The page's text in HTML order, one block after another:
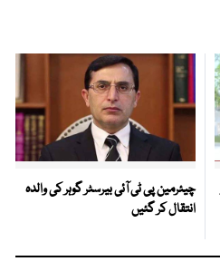
چیئرمین پی ٹی آئی بیرسٹر گوہر کی والدہ
انتقال کر گئیں